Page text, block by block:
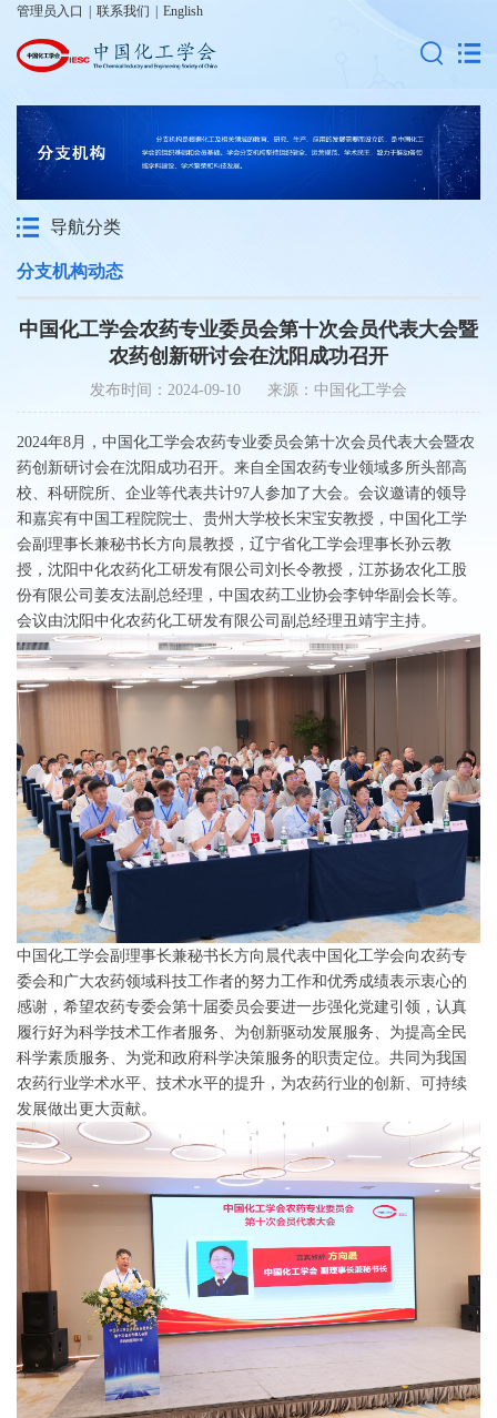
管理员入口 联系我们 English
导航分类
分支机构动态
中国化工学会农药专业委员会第十次会员代表大会暨
农药创新研讨会在沈阳成功召开
发布时间：2024-09-10 来源：中国化工学会
2024年8月，中国化工学会农药专业委员会第十次会员代表大会暨农
药创新研讨会在沈阳成功召开。来自全国农药专业领域多所头部高
校、科研院所、企业等代表共计97人参加了大会。会议邀请的领导
和嘉宾有中国工程院院士、贵州大学校长宋宝安教授，中国化工学
会副理事长兼秘书长方向晨教授，辽宁省化工学会理事长孙云教
授，沈阳中化农药化工研发有限公司刘长令教授，江苏扬农化工股
份有限公司姜友法副总经理，中国农药工业协会李钟华副会长等。
会议由沈阳中化农药化工研发有限公司副总经理丑靖宇主持。
中国化工学会副理事长兼秘书长方向晨代表中国化工学会向农药专
委会和广大农药领域科技工作者的努力工作和优秀成绩表示衷心的
感谢，希望农药专委会第十届委员会要进一步强化党建引领，认真
履行好为科学技术工作者服务、为创新驱动发展服务、为提高全民
科学素质服务、为党和政府科学决策服务的职责定位。共同为我国
农药行业学术水平、技术水平的提升，为农药行业的创新、可持续
发展做出更大贡献。